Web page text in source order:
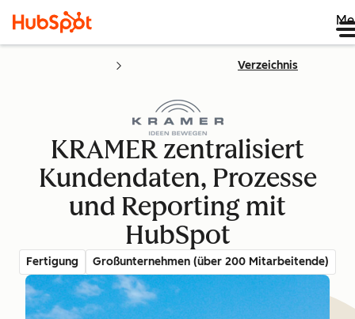
Verzeichnis
KRAMER zentralisiert
Kundendaten, Prozesse
und Reporting mit
HubSpot
Fertigung Großunternehmen (über 200 Mitarbeitende)